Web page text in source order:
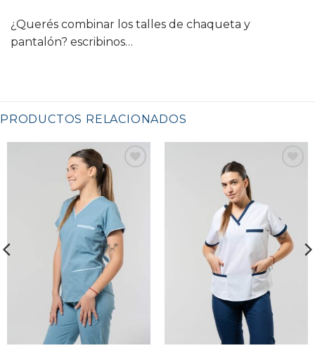
¿Querés combinar los talles de chaqueta y
pantalón? escribinos…
PRODUCTOS RELACIONADOS
Favoritos Favoritos